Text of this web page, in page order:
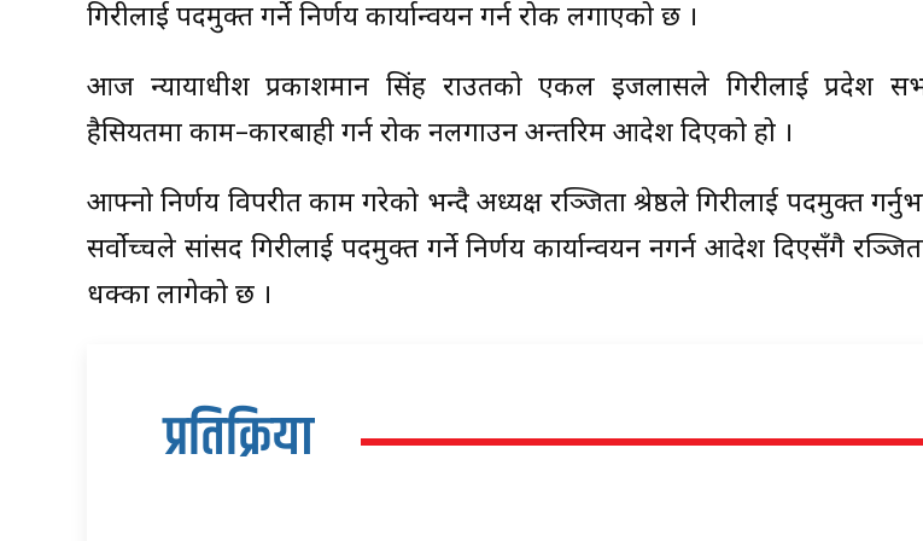
गिरीलाई पदमुक्त गर्ने निर्णय कार्यान्वयन गर्न रोक लगाएको छ ।
आज न्यायाधीश प्रकाशमान सिंह राउतको एकल इजलासले गिरीलाई प्रदेश
हैसियतमा काम–कारबाही गर्न रोक नलगाउन अन्तरिम आदेश दिएको हो ।
आफ्नो निर्णय विपरीत काम गरेको भन्दै अध्यक्ष रञ्जिता श्रेष्ठले गिरीलाई पदमुक्त
सर्वोच्चले सांसद गिरीलाई पदमुक्त गर्ने निर्णय कार्यान्वयन नगर्न आदेश दिएसँगै
धक्का लागेको छ ।
प्रतिक्रिया